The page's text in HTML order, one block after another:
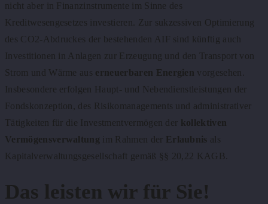
nicht aber in Finanzinstrumente im Sinne des
Kreditwesengesetzes investieren. Zur sukzessiven Optimierung
des CO2-Abdruckes der bestehenden AIF sind künftig auch
Investitionen in Anlagen zur Erzeugung und den Transport von
Strom und Wärme aus erneuerbaren Energien vorgesehen.
Insbesondere erfolgen Haupt- und Nebendienstleistungen der
Fondskonzeption, des Risikomanagements und administrativer
Tätigkeiten für die Investmentvermögen der kollektiven
Vermögensverwaltung im Rahmen der Erlaubnis als
Kapitalverwaltungsgesellschaft gemäß §§ 20,22 KAGB.
Das leisten wir für Sie!